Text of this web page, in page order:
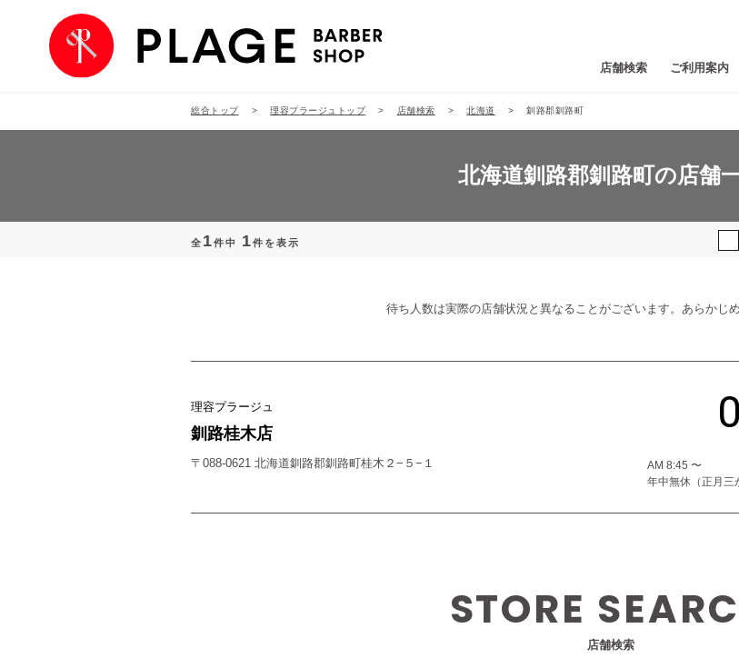
店舗検索 ご利用案内
総合トップ 理容プラージュトップ 店舗検索 北海道 釧路郡釧路町
北海道釧路郡釧路町の店舗
全 1件中 1件を表示
待ち人数は実際の店舗状況と異なることがございます。あらかじ
理容プラージュ
釧路桂木店
〒088-0621 北海道釧路郡釧路町桂木２−５−１
AM 8:45 〜
年中無休（正月三
STORE
店舗検索